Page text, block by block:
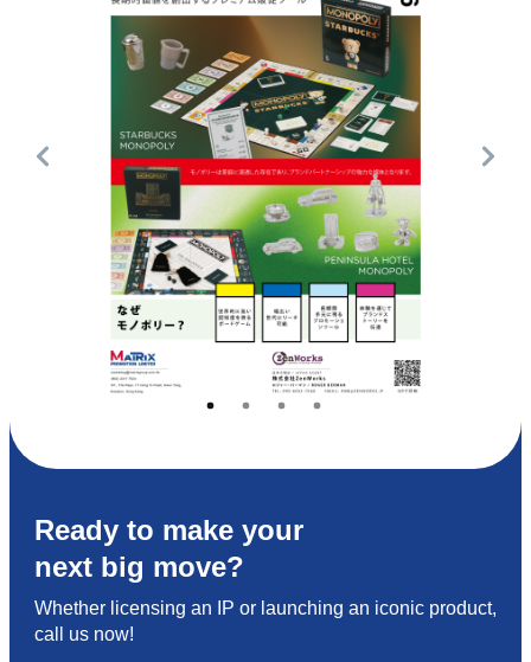
Ready to make your
next big move?
Whether licensing an IP or launching an iconic product,
call us now!